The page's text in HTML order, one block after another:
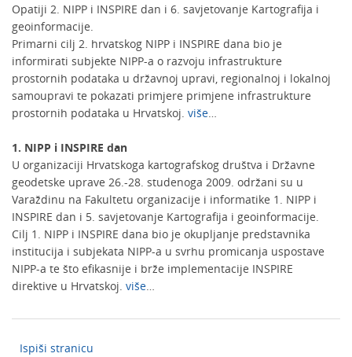
Opatiji 2. NIPP i INSPIRE dan i 6. savjetovanje Kartografija i
geoinformacije.
Primarni cilj 2. hrvatskog NIPP i INSPIRE dana bio je
informirati subjekte NIPP-a o razvoju infrastrukture
prostornih podataka u državnoj upravi, regionalnoj i lokalnoj
samoupravi te pokazati primjere primjene infrastrukture
prostornih podataka u Hrvatskoj. više…
1. NIPP i INSPIRE dan
U organizaciji Hrvatskoga kartografskog društva i Državne
geodetske uprave 26.-28. studenoga 2009. održani su u
Varaždinu na Fakultetu organizacije i informatike 1. NIPP i
INSPIRE dan i 5. savjetovanje Kartografija i geoinformacije.
Cilj 1. NIPP i INSPIRE dana bio je okupljanje predstavnika
institucija i subjekata NIPP-a u svrhu promicanja uspostave
NIPP-a te što efikasnije i brže implementacije INSPIRE
direktive u Hrvatskoj. više…
Ispiši stranicu